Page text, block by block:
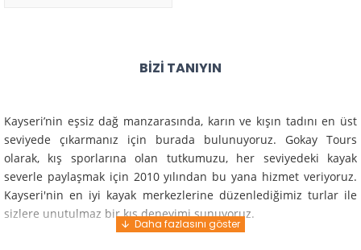
BIZI TANIYIN
Kayseri’nin eşsiz dağ manzarasında, karın ve kışın tadını en üst
seviyede çıkarmanız için burada bulunuyoruz. Gokay Tours
olarak, kış sporlarına olan tutkumuzu, her seviyedeki kayak
severle paylaşmak için 2010 yılından bu yana hizmet veriyoruz.
Kayseri'nin en iyi kayak merkezlerine düzenlediğimiz turlar ile
sizlere unutulmaz bir kış deneyimi sunuyoruz.